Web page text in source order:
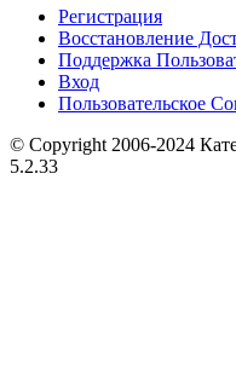
Регистрация
Восстановление
Поддержка
Вход
Пользовательское
© Copyright 2006-2024
5.2.33